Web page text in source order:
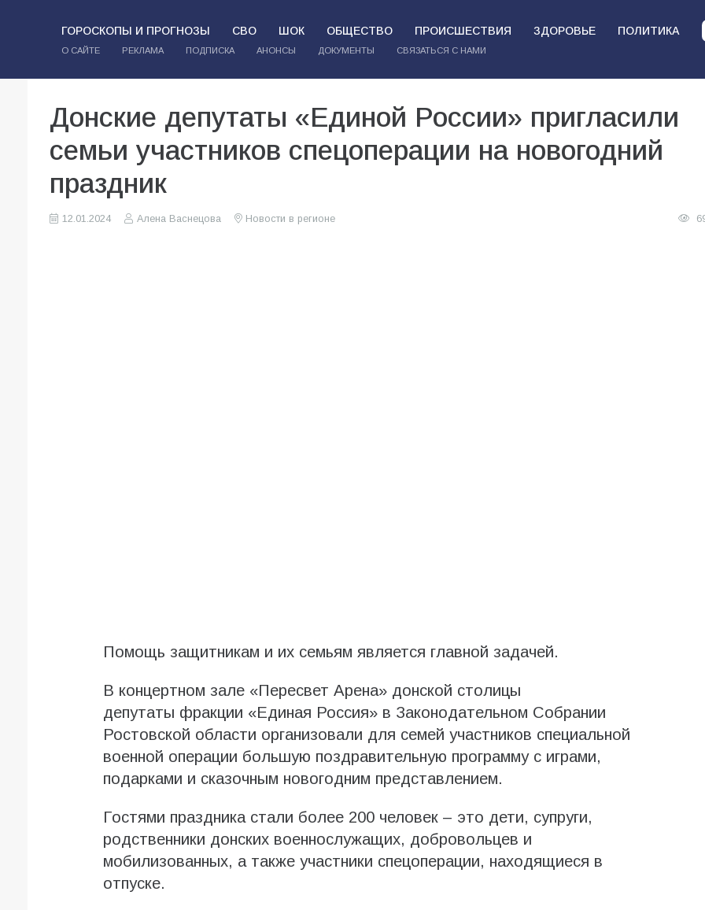
ГОРОСКОПЫ И ПРОГНОЗЫ СВО ШОК ОБЩЕСТВО ПРОИСШЕСТВИЯ ЗДОРОВЬЕ ПОЛИТИКА
О САЙТЕ РЕКЛАМА ПОДПИСКА АНОНСЫ ДОКУМЕНТЫ СВЯЗАТЬСЯ С НАМИ
Донские депутаты «Единой России» пригласили
семьи участников спецоперации на новогодний
праздник
12.01.2024 Алена Васнецова Новости в регионе
Помощь защитникам и их семьям является главной задачей.
В концертном зале «Пересвет Арена» донской столицы
депутаты фракции «Единая Россия» в Законодательном Собрании
Ростовской области организовали для семей участников специальной
военной операции большую поздравительную программу с играми,
подарками и сказочным новогодним представлением.
Гостями праздника стали более 200 человек – это дети, супруги,
родственники донских военнослужащих, добровольцев и
мобилизованных, а также участники спецоперации, находящиеся в
отпуске.